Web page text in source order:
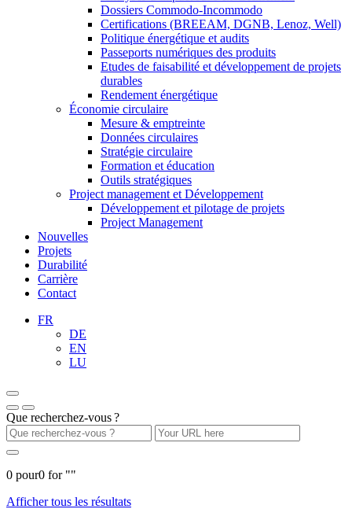
Dossiers Commodo-Incommodo
Certifications (BREEAM, DGNB, Lenoz, Well)
Politique énergétique et audits
Passeports numériques des produits
Etudes de faisabilité et développement de projets
durables
Rendement énergétique
Économie circulaire
Mesure & emptreinte
Données circulaires
Stratégie circulaire
Formation et éducation
Outils stratégiques
Project management et Développement
Développement et pilotage de projets
Project Management
Nouvelles
Projets
Durabilité
Carrière
Contact
FR
DE
EN
LU
Que recherchez-vous ?
0 pour0 for ""
Afficher tous les résultats